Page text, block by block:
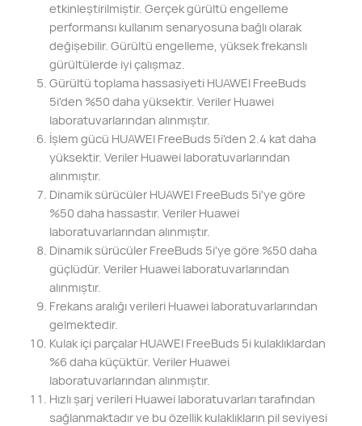
etkinleştirilmiştir. Gerçek gürültü engelleme
performansı kullanım senaryosuna bağlı olarak
değişebilir. Gürültü engelleme, yüksek frekanslı
gürültülerde iyi çalışmaz.
Gürültü toplama hassasiyeti HUAWEI FreeBuds
5i'den %50 daha yüksektir. Veriler Huawei
laboratuvarlarından alınmıştır.
İşlem gücü HUAWEI FreeBuds 5i'den 2.4 kat daha
yüksektir. Veriler Huawei laboratuvarlarından
alınmıştır.
Dinamik sürücüler HUAWEI FreeBuds 5i'ye göre
%50 daha hassastır. Veriler Huawei
laboratuvarlarından alınmıştır.
Dinamik sürücüler FreeBuds 5i'ye göre %50 daha
güçlüdür. Veriler Huawei laboratuvarlarından
alınmıştır.
Frekans aralığı verileri Huawei laboratuvarlarından
gelmektedir.
Kulak içi parçalar HUAWEI FreeBuds 5i kulaklıklardan
%6 daha küçüktür. Veriler Huawei
laboratuvarlarından alınmıştır.
Hızlı şarj verileri Huawei laboratuvarları tarafından
sağlanmaktadır ve bu özellik kulaklıkların pil seviyesi